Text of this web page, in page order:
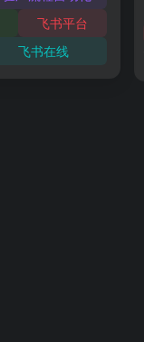
飞书平台
飞书在线